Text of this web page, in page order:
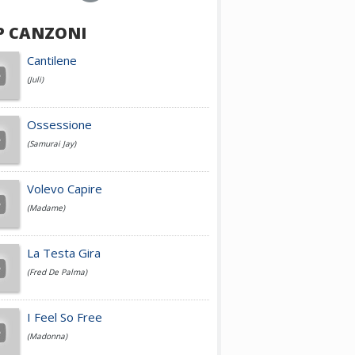
Achille Lauro
Cesare Cremonini
Jovanotti
Fedez
Simone Cristicchi
CANZONI
Cantilene
(Juli)
Ossessione
(Samurai Jay)
Volevo Capire
(Madame)
La Testa Gira
(Fred De Palma)
I Feel So Free
(Madonna)